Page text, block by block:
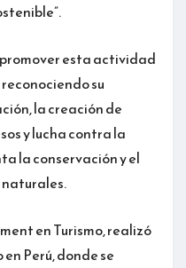
esta actividad
su
la creación de
y lucha contra la
la conservación y el
naturales.
en Turismo, realizó
Perú, donde se